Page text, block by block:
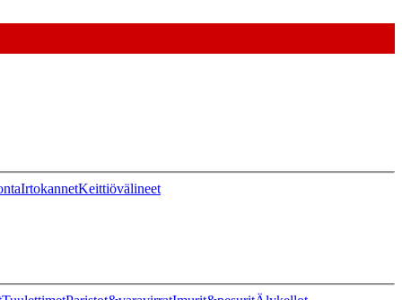
IrtokannetKeittiövälineet